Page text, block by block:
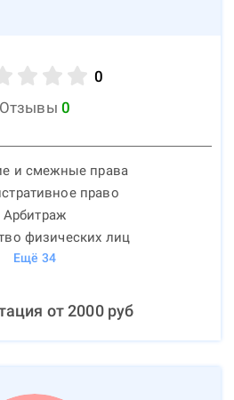
0
Отзывы 0
и смежные права
право
Арбитраж
физических лиц
Ещё 34
от2000руб